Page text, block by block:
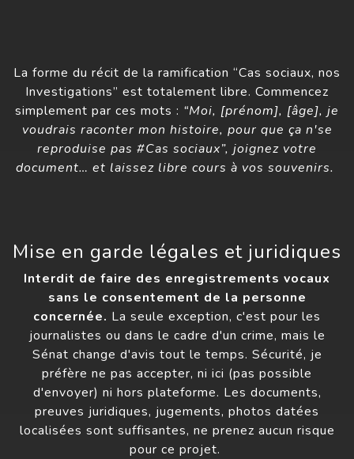
La forme du récit de la ramification “Cas sociaux, nos
Investigations” est totalement libre. Commencez
simplement par ces mots : “Moi, [prénom], [âge], je
voudrais raconter mon histoire, pour que ça n'se
reproduise pas #Cas sociaux”, joignez votre
document… et laissez libre cours à vos souvenirs.
Mise en garde légales et juridiques
Interdit de faire des enregistrements vocaux
sans le consentement de la personne
concernée. La seule exception, c'est pour les
journalistes ou dans le cadre d'un crime, mais le
Sénat change d'avis tout le temps. Sécurité, je
préfère ne pas accepter, ni ici (pas possible
d'envoyer) ni hors plateforme. Les documents,
preuves juridiques, jugements, photos datées
localisées sont suffisantes, ne prenez aucun risque
pour ce projet.